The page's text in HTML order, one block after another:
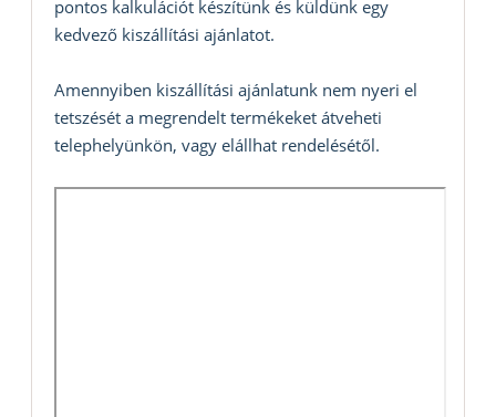
pontos kalkulációt készítünk és küldünk egy
kedvező kiszállítási ajánlatot.
Amennyiben kiszállítási ajánlatunk nem nyeri el
tetszését a megrendelt termékeket átveheti
telephelyünkön, vagy elállhat rendelésétől.